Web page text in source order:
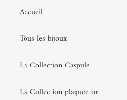
Accueil
Tous les bijoux
La Collection Caspule
La Collection plaquée or